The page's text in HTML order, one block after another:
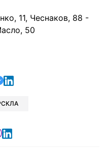
11, Чеснаков, 88 -
50
в Facebook
в Xв Viber
в Whatsapp
отправить в Messenger
отправить в LinkedIn
Facebook
в X в Google news
Читайте в Viber
Читайте в LinkedIn